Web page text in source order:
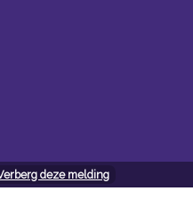
deze melding
het-zelf